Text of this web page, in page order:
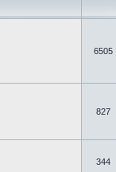
6505
827
344